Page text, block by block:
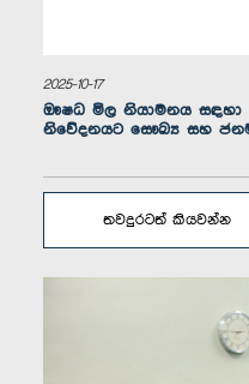
2025-10-17
ඖෂධ මිල නියාමනය
නිවේදනයට සෞඛ්‍ය සහ
තවදුරටත් කියවන්න